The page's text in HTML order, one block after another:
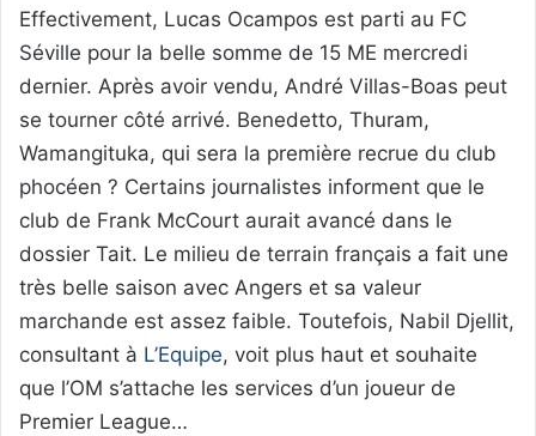
Effectivement, Lucas Ocampos est parti au FC
Séville pour la belle somme de 15 ME mercredi
dernier. Après avoir vendu, André Villas-Boas peut
se tourner côté arrivé. Benedetto, Thuram,
Wamangituka, qui sera la première recrue du club
phocéen ? Certains journalistes informent que le
club de Frank McCourt aurait avancé dans le
dossier Tait. Le milieu de terrain français a fait une
très belle saison avec Angers et sa valeur
marchande est assez faible. Toutefois, Nabil Djellit,
consultant à L’Equipe, voit plus haut et souhaite
que l’OM s’attache les services d’un joueur de
Premier League…